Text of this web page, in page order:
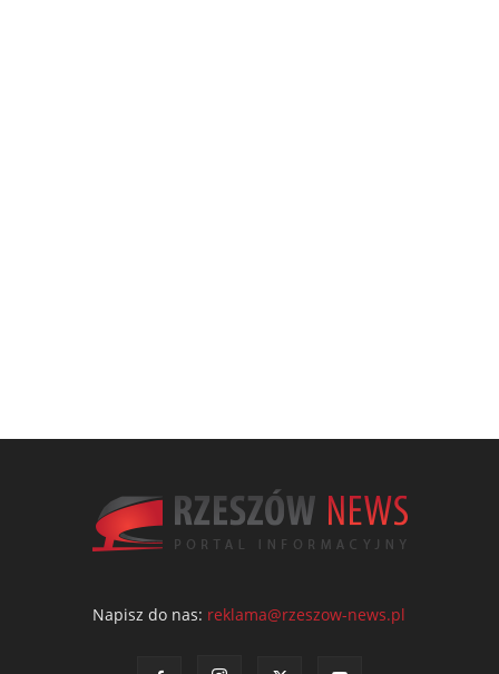
Napisz do nas: reklama@rzeszow-news.pl